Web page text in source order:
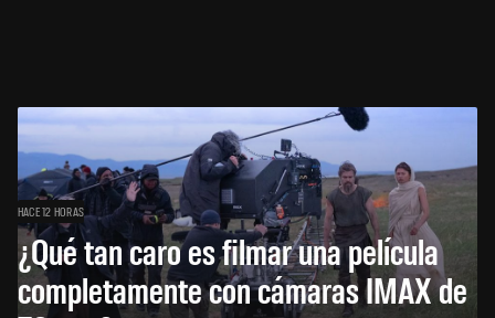
HACE 12 HORAS
¿Qué tan caro es filmar una película
completamente con cámaras IMAX de